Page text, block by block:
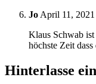
Jo April 11,
Klaus Schwab
höchste Zeit
Hinterlasse